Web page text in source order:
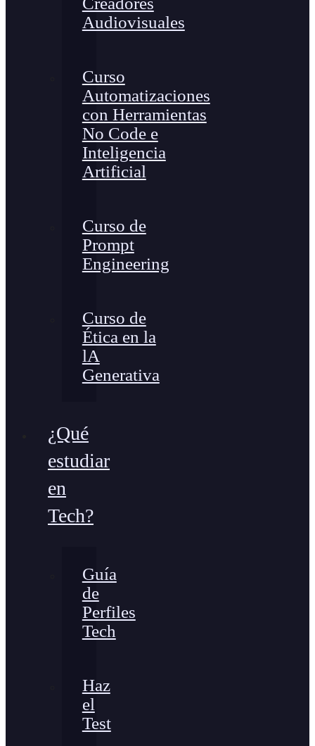
Audiovisuales
Curso
Automatizaciones
con Herramientas
No Code e
Inteligencia
Artificial
Curso de
Prompt
Engineering
Curso de
Ética en la
lA
Generativa
¿Qué
estudiar
en
Tech?
Guía
de
Perfiles
Tech
Haz
el
Test